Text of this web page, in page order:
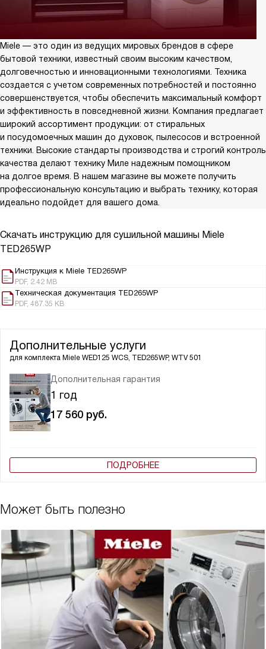
Miele — это один из ведущих мировых брендов в сфере
бытовой техники, известный своим высоким качеством,
долговечностью и инновационными технологиями. Техника
создается с учетом современных потребностей и постоянно
совершенствуется, чтобы обеспечить максимальный комфорт
и эффективность в повседневной жизни. Компания предлагает
широкий ассортимент продукции: от стиральных
и посудомоечных машин до духовок, пылесосов и встроенной
техники. Высокие стандарты производства и строгий контроль
качества делают технику Миле надежным помощником
на долгое время. В нашем магазине вы можете получить
профессиональную консультацию и выбрать технику, которая
идеально подойдет для вашего дома.
Скачать инструкцию для сушильной машины Miele
TED265WP
Инструкция к Miele TED265WP
PDF, 2.42 MB
Техническая документация TED265WP
PDF, 487.35 KB
Дополнительные услуги
для комплекта Miele WED125 WCS, TED265WP, WTV 501
Дополнительная гарантия
1 год
17 560 руб.
ПОДРОБНЕЕ
Может быть полезно